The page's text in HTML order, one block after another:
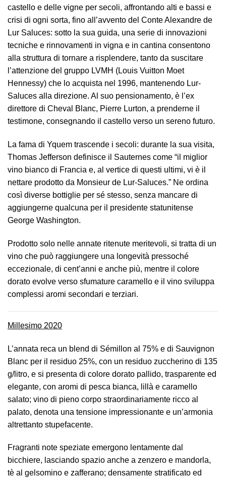
castello e delle vigne per secoli, affrontando alti e bassi e
crisi di ogni sorta, fino all’avvento del Conte Alexandre de
Lur Saluces: sotto la sua guida, una serie di innovazioni
tecniche e rinnovamenti in vigna e in cantina consentono
alla struttura di tornare a risplendere, tanto da suscitare
l’attenzione del gruppo LVMH (Louis Vuitton Moet
Hennessy) che lo acquista nel 1996, mantenendo Lur-
Saluces alla direzione. Al suo pensionamento, è l’ex
direttore di Cheval Blanc, Pierre Lurton, a prenderne il
testimone, consegnando il castello verso un sereno futuro.
La fama di Yquem trascende i secoli: durante la sua visita,
Thomas Jefferson definisce il Sauternes come “il miglior
vino bianco di Francia e, al vertice di questi ultimi, vi è il
nettare prodotto da Monsieur de Lur-Saluces.” Ne ordina
così diverse bottiglie per sé stesso, senza mancare di
aggiungerne qualcuna per il presidente statunitense
George Washington.
Prodotto solo nelle annate ritenute meritevoli, si tratta di un
vino che può raggiungere una longevità pressoché
eccezionale, di cent’anni e anche più, mentre il colore
dorato evolve verso sfumature caramello e il vino sviluppa
complessi aromi secondari e terziari.
Millesimo 2020
L’annata reca un blend di Sémillon al 75% e di Sauvignon
Blanc per il residuo 25%, con un residuo zuccherino di 135
g/litro, e si presenta di colore dorato pallido, trasparente ed
elegante, con aromi di pesca bianca, lillà e caramello
salato; vino di pieno corpo straordinariamente ricco al
palato, denota una tensione impressionante e un’armonia
altrettanto stupefacente.
Fragranti note speziate emergono lentamente dal
bicchiere, lasciando spazio anche a zenzero e mandorla,
tè al gelsomino e zafferano; densamente stratificato ed